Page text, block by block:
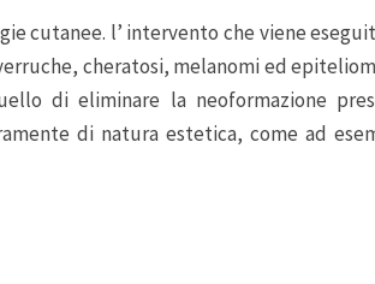
cutanee. l’ intervento che viene
cheratosi, melanomi ed
di eliminare la neoformazione
di natura estetica, come ad